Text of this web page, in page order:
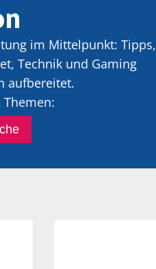
im Mittelpunkt: Tipps,
Technik und Gaming
aufbereitet.